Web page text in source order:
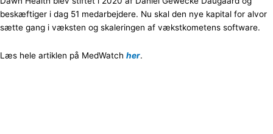
beskæftiger i dag 51 medarbejdere. Nu skal den nye kapital for alvor
sætte gang i væksten og skaleringen af vækstkometens software.
Læs hele artiklen på MedWatch her.